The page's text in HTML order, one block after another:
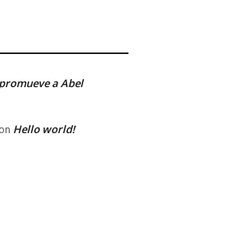
a Abel
on Hello world!